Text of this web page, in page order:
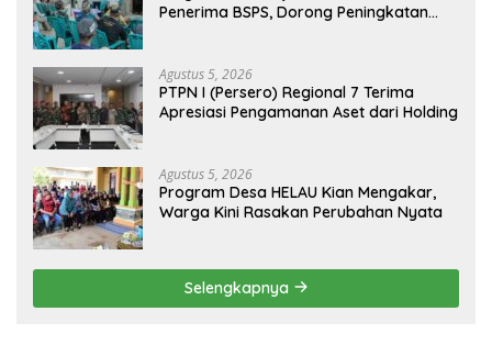
Penerima BSPS, Dorong Peningkatan
Agustus 5, 2026
PTPN I (Persero) Regional 7 Terima
Apresiasi Pengamanan Aset dari Holding
Agustus 5, 2026
Program Desa HELAU Kian Mengakar,
Warga Kini Rasakan Perubahan Nyata
Selengkapnya